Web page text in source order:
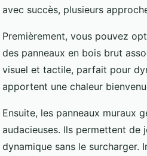
avec succès, plusieurs
Premièrement, vous pouvez
des panneaux en bois brut
visuel et tactile, parfait pour
apportent une chaleur
Ensuite, les panneaux muraux
audacieuses. Ils permettent de
dynamique sans le surcharger.